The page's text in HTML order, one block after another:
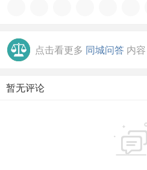
点击看更多 同城问答 内容
暂无评论